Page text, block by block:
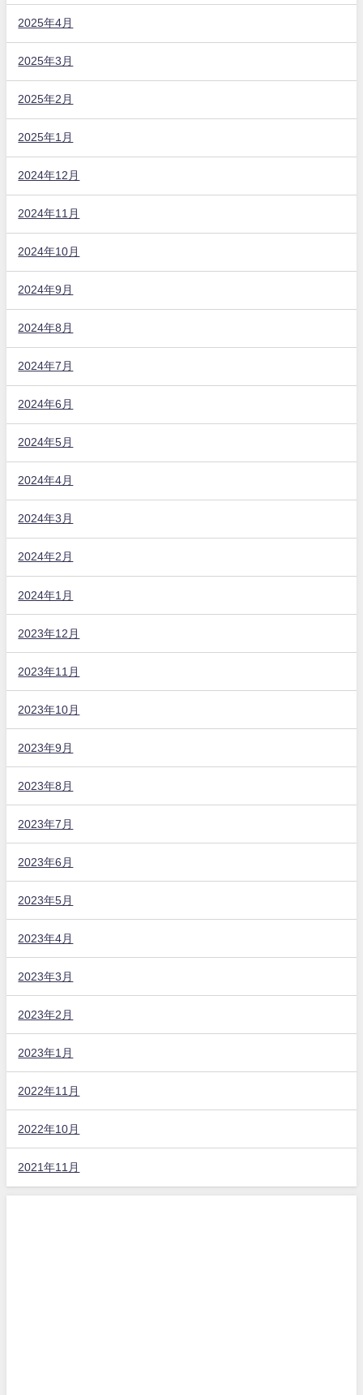
2025年4月
2025年3月
2025年2月
2025年1月
2024年12月
2024年11月
2024年10月
2024年9月
2024年8月
2024年7月
2024年6月
2024年5月
2024年4月
2024年3月
2024年2月
2024年1月
2023年12月
2023年11月
2023年10月
2023年9月
2023年8月
2023年7月
2023年6月
2023年5月
2023年4月
2023年3月
2023年2月
2023年1月
2022年11月
2022年10月
2021年11月